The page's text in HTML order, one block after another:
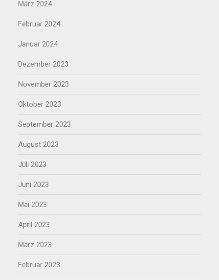
März 2024
Februar 2024
Januar 2024
Dezember 2023
November 2023
Oktober 2023
September 2023
August 2023
Juli 2023
Juni 2023
Mai 2023
April 2023
März 2023
Februar 2023